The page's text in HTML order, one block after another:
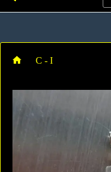
C - I